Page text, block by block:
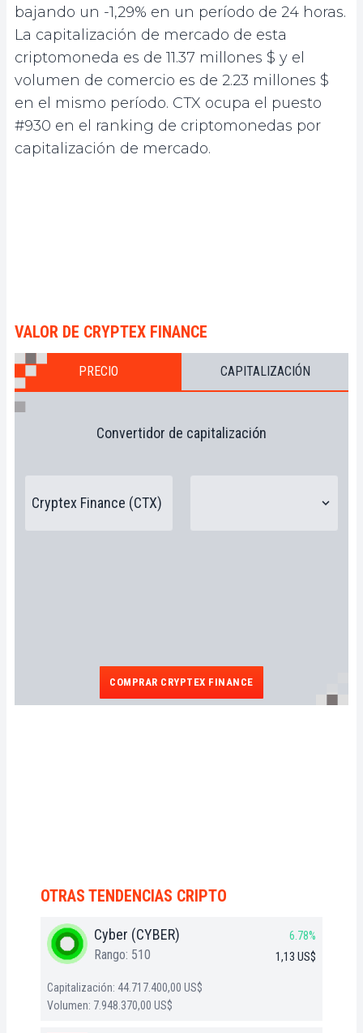
bajando un -1,29% en un período de 24 horas.
La capitalización de mercado de esta
criptomoneda es de 11.37 millones $ y el
volumen de comercio es de 2.23 millones $
en el mismo período. CTX ocupa el puesto
#930 en el ranking de criptomonedas por
capitalización de mercado.
VALOR DE CRYPTEX FINANCE
PRECIO CAPITALIZACIÓN
Convertidor de capitalización
COMPRAR CRYPTEX FINANCE
OTRAS TENDENCIAS CRIPTO
Cyber (CYBER)
Rango: 510
6.78%
1,13 US$
Capitalización: 44.717.400,00 US$
Volumen: 7.948.370,00 US$